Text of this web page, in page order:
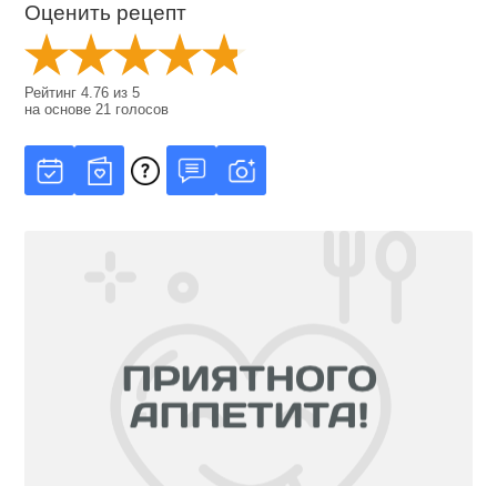
Оценить рецепт
Рейтинг4.76 из5
на основе 21 голосов